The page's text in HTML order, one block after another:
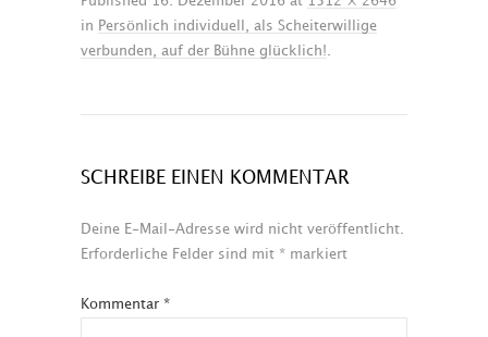
in Persönlich individuell, als Scheiterwillige
verbunden, auf der Bühne glücklich!
SCHREIBE EINEN KOMMENTAR
Deine E-Mail-Adresse wird nicht veröffentlicht.
Erforderliche Felder sind mit * markiert
Kommentar *